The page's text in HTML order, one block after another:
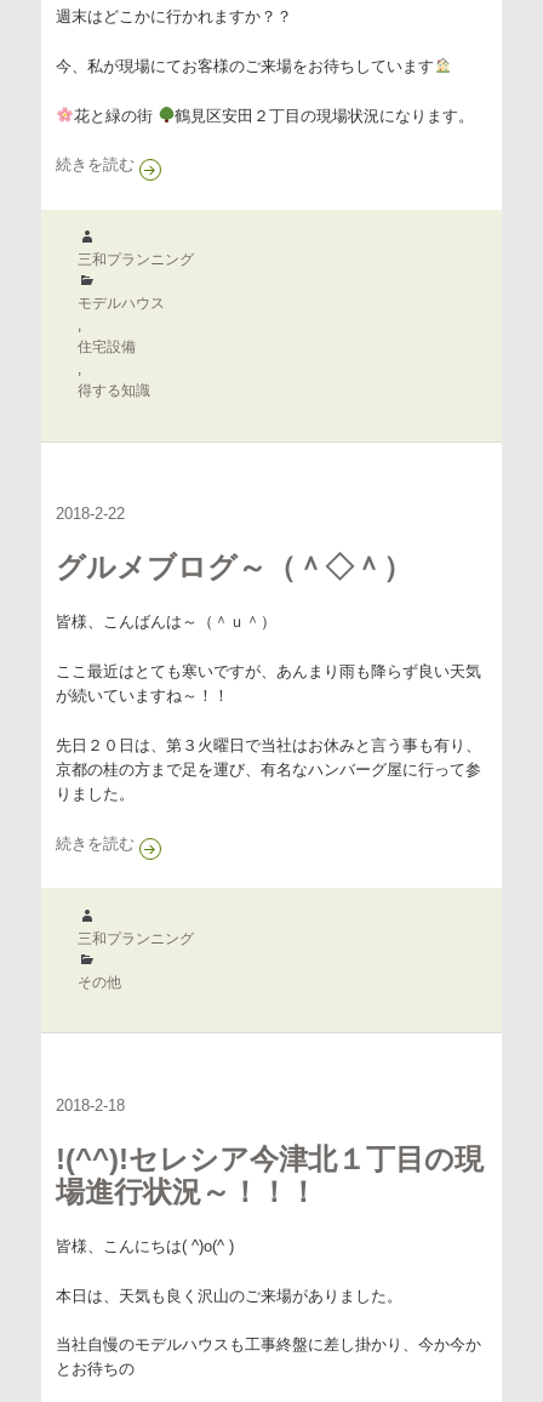
週末はどこかに行かれますか？？
今、私が現場にてお客様のご来場をお待ちしています
花と緑の街 鶴見区安田２丁目の現場状況になります。
続きを読む ✿花と緑の街
成
三和プランニング
テ
リ
モデルハウス
,
住宅設備
,
得する知識
2018-2-22
グルメブログ～（＾◇＾）
皆様、こんばんは～（＾ｕ＾）
ここ最近はとても寒いですが、あんまり雨も降らず良い天気
が続いていますね～！！
先日２０日は、第３火曜日で当社はお休みと言う事も有り、
京都の桂の方まで足を運び、有名なハンバーグ屋に行って参
りました。
続きを読む グルメブログ～（＾◇＾）
成
三和プランニング
テ
その他
2018-2-18
!(^^)!セレシア今津北１丁目の現
場進行状況～！！！
皆様、こんにちは( ^)o(^ )
本日は、天気も良く沢山のご来場がありました。
当社自慢のモデルハウスも工事終盤に差し掛かり、今か今か
とお待ちの